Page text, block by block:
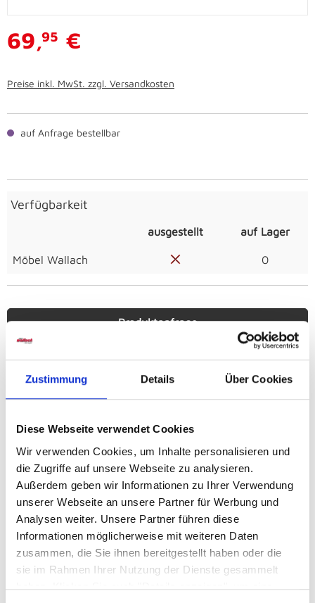
Zustimmung Details Über Cookies
Diese Webseite verwendet Cookies
Wir verwenden Cookies, um Inhalte personalisieren und
die Zugriffe auf unsere Webseite zu analysieren.
Außerdem geben wir Informationen zu Ihrer Verwendung
unserer Webseite an unsere Partner für Werbung und
Analysen weiter. Unsere Partner führen diese
Informationen möglicherweise mit weiteren Daten
zusammen, die Sie ihnen bereitgestellt haben oder die
sie im Rahmen Ihrer Nutzung der Dienste gesammelt
haben. Klicken Sie auch "Details anzeigen", um eine
69,95 €
Preise inkl. MwSt. zzgl. Versandkosten
auf Anfrage bestellbar
Verfügbarkeit
ausgestellt auf Lager
Möbel Wallach 0
Produktanfrage
Details
Artikelnummer
01232093800
Energieeffizienzklasse
A++ ... A
Anzahl Brennstellen
1